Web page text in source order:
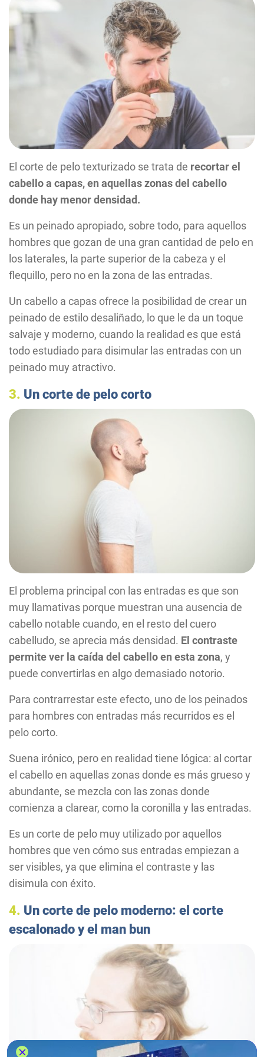
El corte de pelo texturizado se trata de recortar el
cabello a capas, en aquellas zonas del cabello
donde hay menor densidad.
Es un peinado apropiado, sobre todo, para aquellos
hombres que gozan de una gran cantidad de pelo en
los laterales, la parte superior de la cabeza y el
flequillo, pero no en la zona de las entradas.
Un cabello a capas ofrece la posibilidad de crear un
peinado de estilo desaliñado, lo que le da un toque
salvaje y moderno, cuando la realidad es que está
todo estudiado para disimular las entradas con un
peinado muy atractivo.
3. Un corte de pelo corto
El problema principal con las entradas es que son
muy llamativas porque muestran una ausencia de
cabello notable cuando, en el resto del cuero
cabelludo, se aprecia más densidad. El contraste
permite ver la caída del cabello en esta zona, y
puede convertirlas en algo demasiado notorio.
Para contrarrestar este efecto, uno de los peinados
para hombres con entradas más recurridos es el
pelo corto.
Suena irónico, pero en realidad tiene lógica: al cortar
el cabello en aquellas zonas donde es más grueso y
abundante, se mezcla con las zonas donde
comienza a clarear, como la coronilla y las entradas.
Es un corte de pelo muy utilizado por aquellos
hombres que ven cómo sus entradas empiezan a
ser visibles, ya que elimina el contraste y las
disimula con éxito.
4. Un corte de pelo moderno: el corte
escalonado y el man bun